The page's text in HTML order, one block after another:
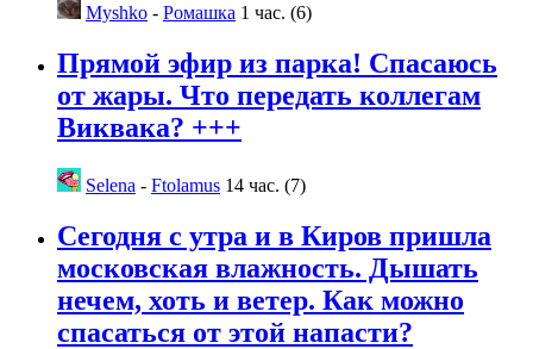
Myshko - Ромашка 1 час. (6)
Прямой эфир из парка! Спасаюсь
от жары. Что передать коллегам
Виквака? +++
Selena - Ftolamus 14 час. (7)
Сегодня с утра и в Киров пришла
московская влажность. Дышать
нечем, хоть и ветер. Как можно
спасаться от этой напасти?